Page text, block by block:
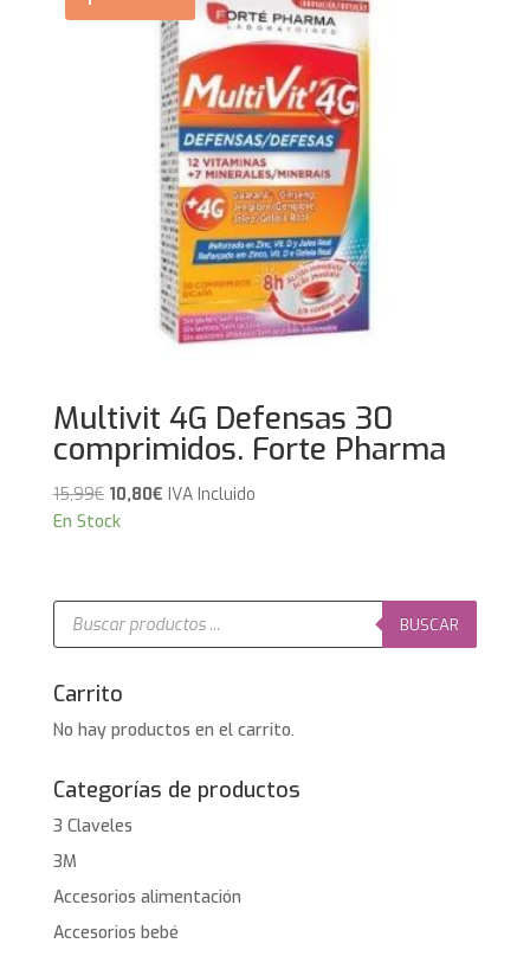
Multivit 4G Defensas 30
comprimidos. Forte Pharma
15,99€ El
precio
15,99€.
10,80€El
10,80€.
IVA Incluido
En Stock
Búsqueda
productos
BUSCAR
Carrito
No hay productos en el carrito.
Categorías de productos
3 Claveles
3M
Accesorios alimentación
Accesorios bebé